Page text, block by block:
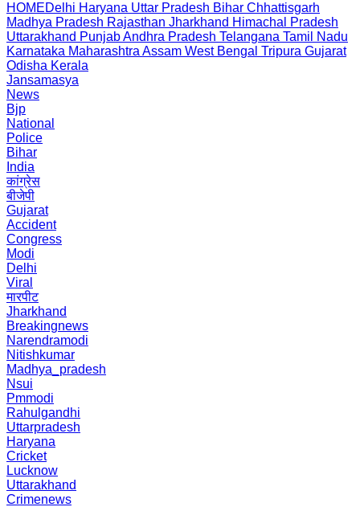
HOMEDelhi Haryana Uttar Pradesh Bihar Chhattisgarh
Madhya Pradesh Rajasthan Jharkhand Himachal Pradesh
Uttarakhand PunjabAndhra Pradesh Telangana Tamil Nadu
Karnataka Maharashtra Assam West Bengal Tripura Gujarat
Odisha Kerala
Jansamasya
News
Bjp
National
Police
Bihar
India
कांग्रेस
बीजेपी
Gujarat
Accident
Congress
Modi
Delhi
Viral
मारपीट
Jharkhand
Breakingnews
Narendramodi
Nitishkumar
Madhya_pradesh
Nsui
Pmmodi
Rahulgandhi
Uttarpradesh
Haryana
Cricket
Lucknow
Uttarakhand
Crimenews